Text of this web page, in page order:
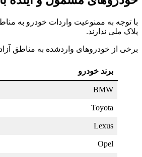
با توجه به ممنوعیت واردات خودرو به مناطق آزاد از سال ۱۳۹۷ تا پایان
پلاک ملی ندارند.
برخی از خودروهای واردشده به مناطق
برند خودرو
BMW
Toyota
Lexus
Opel